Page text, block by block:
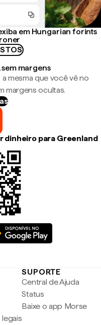
em Hungarian forints
sem margens
mesma que você vê no
margens ocultas.
dinheiro para Greenland
SUPORTE
Central de Ajuda
Status
Baixe o app Morse